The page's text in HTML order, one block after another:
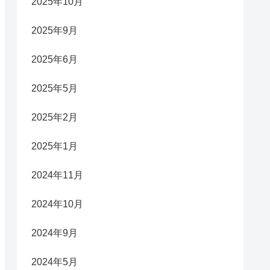
2025年9月
2025年6月
2025年5月
2025年2月
2025年1月
2024年11月
2024年10月
2024年9月
2024年5月